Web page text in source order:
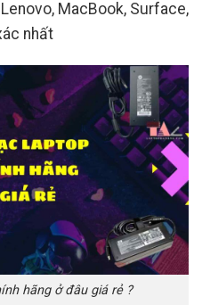
MacBook, Surface,
nhất
hãng ở đâu giá rẻ ?